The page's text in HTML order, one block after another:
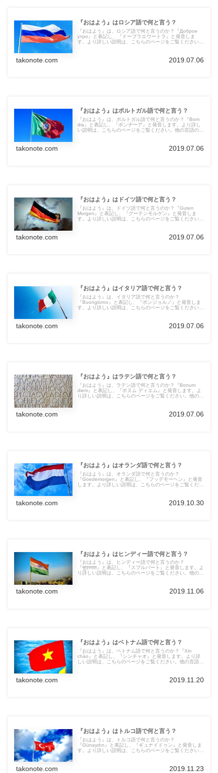
『おはよう』はロシア語で何と言う？
『おはよう』は、ロシア語で何と言うのか？『Доброе
утро』と表記し、『ドーブラエウートラ』と発音しま
す。より詳しい説明は、こちらのページをご覧ください。
takonote.com 2019.07.06
『おはよう』はポルトガル語で何と言う？
『おはよう』は、ポルトガル語で何と言うのか？『Bom
dia』と表記し、『ボンヂーア』と発音します。より詳し
い説明は、こちらのページをご覧ください。他の言語の言
takonote.com 2019.07.06
『おはよう』はドイツ語で何と言う？
『おはよう』は、ドイツ語で何と言うのか？『Guten
Morgen』と表記し、『グーテンモルゲン』と発音しま
す。より詳しい説明は、こちらのページをご覧ください。
takonote.com 2019.07.06
『おはよう』はイタリア語で何と言う？
『おはよう』は、イタリア語で何と言うのか？
『Buongiorno』と表記し、『ボンジョルノ』と発音しま
す。より詳しい説明は、こちらのページをご覧ください。
takonote.com 2019.07.06
『おはよう』はラテン語で何と言う？
『おはよう』は、ラテン語で何と言うのか？『Bonum
diem』と表記し、『ボヌム ディエム』と発音します。よ
り詳しい説明は、こちらのページをご覧ください。他の言
takonote.com 2019.07.06
『おはよう』はオランダ語で何と言う？
『おはよう』は、オランダ語で何と言うのか？
『Goedemorgen』と表記し、『フッデモーヘン』と発音
します。より詳しい説明は、こちらのページをご覧くださ
takonote.com 2019.10.30
『おはよう』はヒンディー語で何と言う？
『おはよう』は、ヒンディー語で何と言うのか？
『सुप्रभात』と表記し、『スプルバート』と発音します。よ
り詳しい説明は、こちらのページをご覧ください。他の言
takonote.com 2019.11.06
『おはよう』はベトナム語で何と言う？
『おはよう』は、ベトナム語で何と言うのか？『Xin
chào』と表記し、『シンチャオ』と発音します。より詳
しい説明は、こちらのページをご覧ください。他の言語の
takonote.com 2019.11.20
『おはよう』はトルコ語で何と言う？
『おはよう』は、トルコ語で何と言うのか？
『Günaydın』と表記し、『ギュナイドゥン』と発音しま
す。より詳しい説明は、こちらのページをご覧ください。
takonote.com 2019.11.23